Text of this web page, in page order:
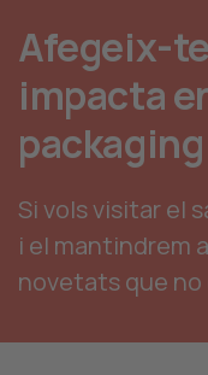
Afegeix-
impacta
Si vols visitar el
i el mantindrem
novetats que